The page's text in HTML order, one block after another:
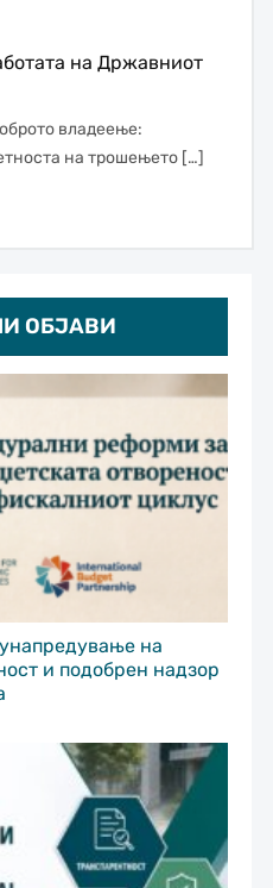
ОБЈАВИ
на
и подобрен надзор
на Државниот
владеење:
на трошењето […]